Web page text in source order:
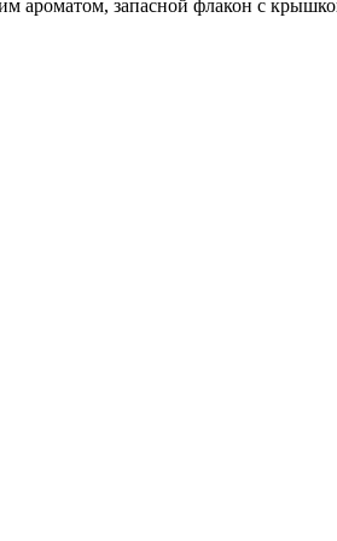
ароматом, запасной флакон с